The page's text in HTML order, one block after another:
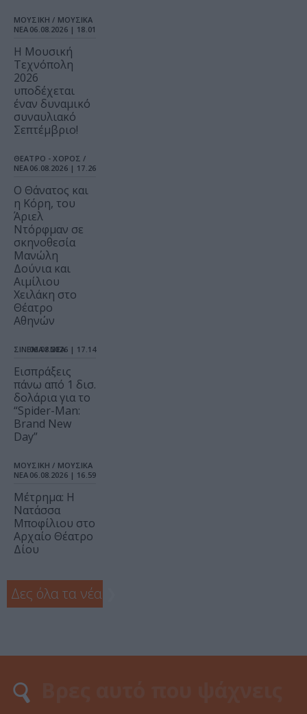
ΜΟΥΣΙΚΗ / ΜΟΥΣΙΚΑ
ΝΕΑ 06.08.2026 | 18.01
Η Μουσική
Τεχνόπολη
2026
υποδέχεται
έναν δυναμικό
συναυλιακό
Σεπτέμβριο!
ΘΕΑΤΡΟ - ΧΟΡΟΣ /
ΝΕΑ 06.08.2026 | 17.26
Ο Θάνατος και
η Κόρη, του
Άριελ
Ντόρφμαν σε
σκηνοθεσία
Μανώλη
Δούνια και
Αιμίλιου
Χειλάκη στο
Θέατρο
Αθηνών
ΣΙΝΕΜΑ / ΝΕΑ
06.08.2026 | 17.14
Εισπράξεις
πάνω από 1 δισ.
δολάρια για το
“Spider-Man:
Brand New
Day”
ΜΟΥΣΙΚΗ / ΜΟΥΣΙΚΑ
ΝΕΑ 06.08.2026 | 16.59
Μέτρημα: Η
Νατάσσα
Μποφίλιου στο
Αρχαίο Θέατρο
Δίου
Δες όλα τα νέα